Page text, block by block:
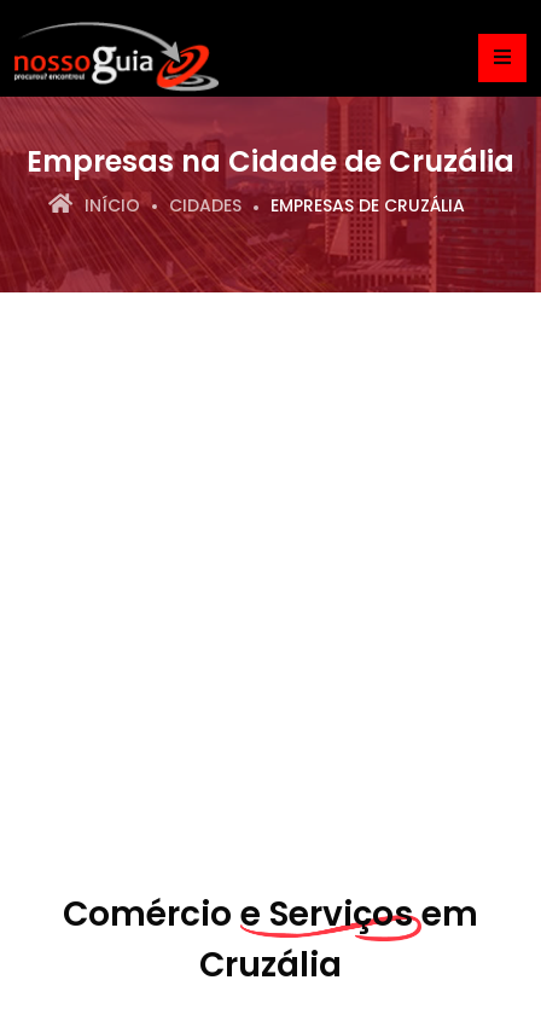
Empresas na Cidade de Cruzália
INÍCIO CIDADES EMPRESAS DE CRUZÁLIA
Comércio e Serviços em
Cruzália